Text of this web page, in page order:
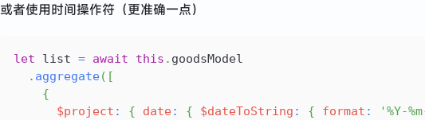
或者使用时间操作符（更准确一点）
let list = await this . goodsModel
. aggregate( [
{
$project : { date: { $dateToString : { format : '%Y-